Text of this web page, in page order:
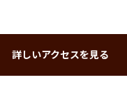
詳しいアクセスを見る